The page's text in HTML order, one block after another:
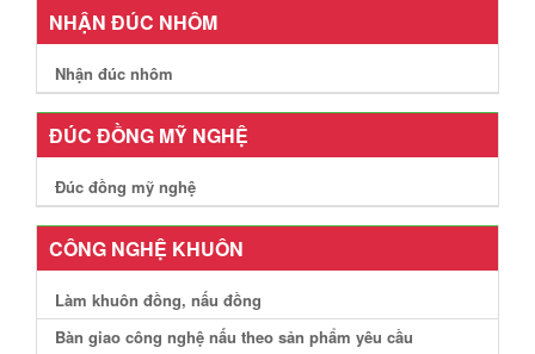
NHẬN ĐÚC NHÔM
Nhận đúc nhôm
ĐÚC ĐỒNG MỸ NGHỆ
Đúc đồng mỹ nghệ
CÔNG NGHỆ KHUÔN
Làm khuôn đồng, nấu đồng
Bàn giao công nghệ nấu theo sản phẩm yêu cầu